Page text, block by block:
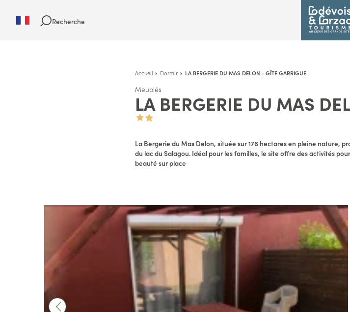
Recherche
Accueil Dormir LA BERGERIE DU MAS DELON - GÎTE GARRIGUE
Meublés
LA BERGERIE DU MAS
La Bergerie du Mas Delon, située sur 176 hectares en pleine nature,
du lac du Salagou. Idéal pour les familles, le site offre des activités
beauté sur place